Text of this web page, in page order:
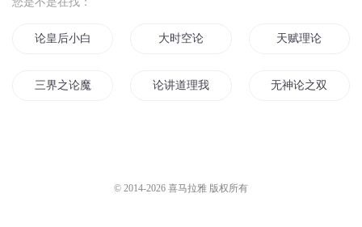
论皇后小白的成长 大时空论 天赋理论
三界之论魔 论讲道理我最狠 无神论之双修
© 2014-2026 喜马拉雅 版权所有